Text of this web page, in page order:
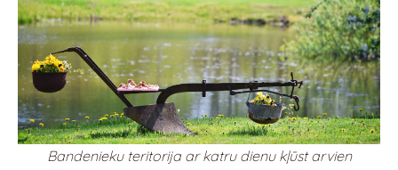
Bandenieku teritorija ar katru dienu kļūst arvien